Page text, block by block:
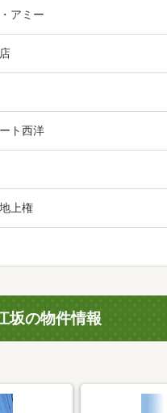
アミー
ト西洋
上権
坂の物件情報